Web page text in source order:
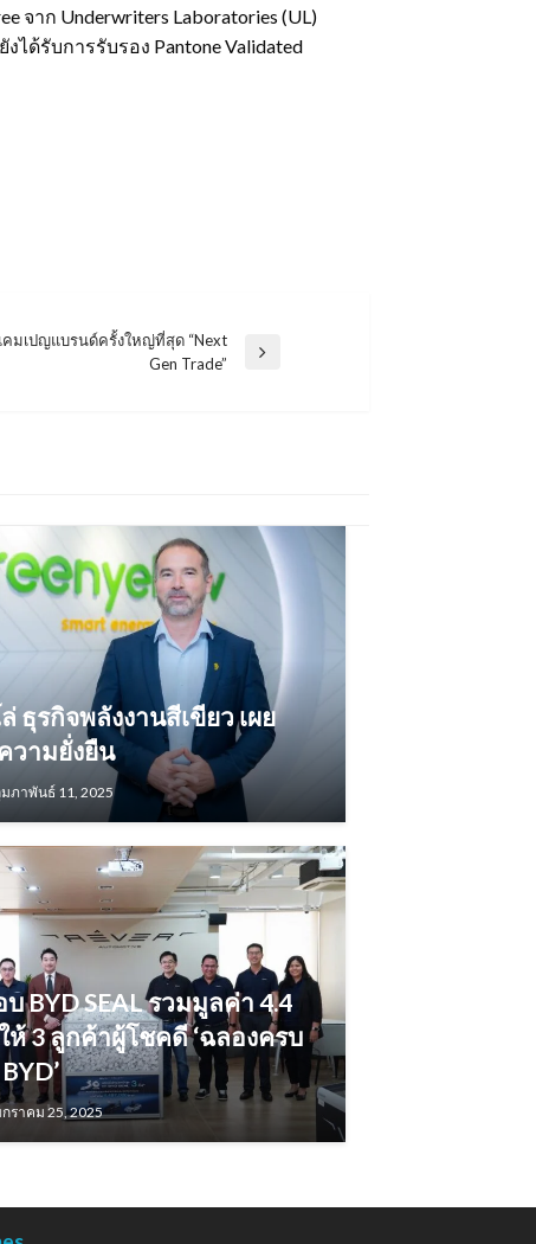
จาก Underwriters Laboratories (UL)
ด้รับการรับรอง Pantone Validated
คมเปญแบรนด์ครั้งใหญ่ที่สุด “Next
Gen Trade”
ธุรกิจพลังงานสีเขียว เผย
วามยั่งยืน
ภาพันธ์ 11, 2025
บ BYD SEAL รวมมูลค่า 4.4
ห้ 3 ลูกค้าผู้โชคดี ‘ฉลองครบ
ราคม 25, 2025